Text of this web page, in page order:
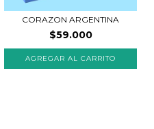
CORAZON ARGENTINA
$59.000